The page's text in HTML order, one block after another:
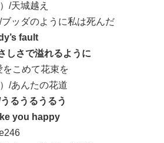
/天城越え
ッダのように私は死んだ
fault
しさで溢れるように
こめて花束を
/あんたの花道
るうるうるう
you happy